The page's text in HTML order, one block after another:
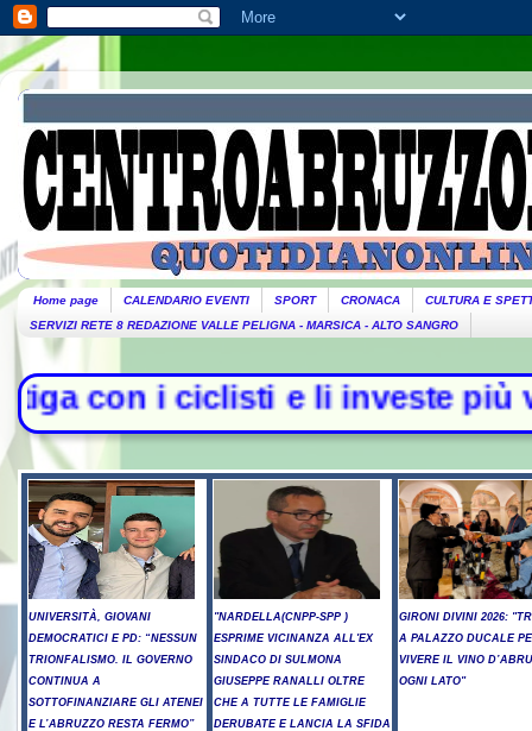
Home page CALENDARIO EVENTI SPORT CRONACA
CULTURA E
SERVIZI RETE 8 REDAZIONE VALLE PELIGNA - MARSICA - ALTO SANGRO
e li investe più
UNIVERSITÀ, GIOVANI
DEMOCRATICI E PD: “NESSUN
TRIONFALISMO. IL GOVERNO
CONTINUA A
SOTTOFINANZIARE GLI ATENEI
E L’ABRUZZO RESTA FERMO”
"NARDELLA(CNPP-SPP )
ESPRIME VICINANZA ALL'EX
SINDACO DI SULMONA
GIUSEPPE RANALLI OLTRE
CHE A TUTTE LE FAMIGLIE
DERUBATE E LANCIA LA SFIDA
GIRONI DIVINI 2026:
A PALAZZO DUCALE
VIVERE IL VINO
OGNI LATO"